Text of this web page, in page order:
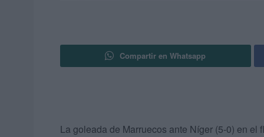
Compartir en Whatsapp
La goleada de Marruecos ante Níger (5-0) en